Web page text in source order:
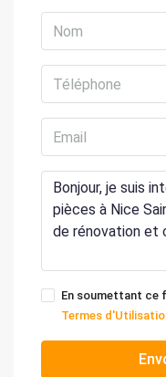
En soumettant ce
Termes